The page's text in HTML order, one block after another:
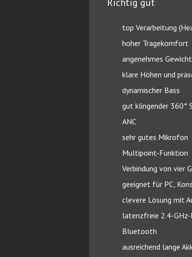
top Verarbeitung
hoher Tragekomfort
angenehmes Gewicht
klare Höhen und
dynamischer Bass
gut klingender 360°
ANC
sehr gutes Mikrofon
Multipoint-Funktion
Verbindung von vier
geeignet für PC,
clevere Lösung mit
latenzfreie 2.4-
Bluetooth
ausreichend lange